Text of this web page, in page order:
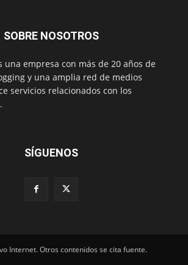
SOBRE NOSOTROS
una empresa con más de 20 años de
y una amplia red de medios
servicios relacionados con los
SÍGUENOS
Internet. Otros contenidos se cita fuente.